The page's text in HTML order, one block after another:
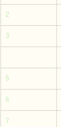
2
3
5
6
7